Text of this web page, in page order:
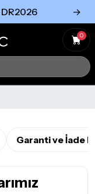
→
0
Garanti ve İade
Tümünü Gör
Tümünü gör